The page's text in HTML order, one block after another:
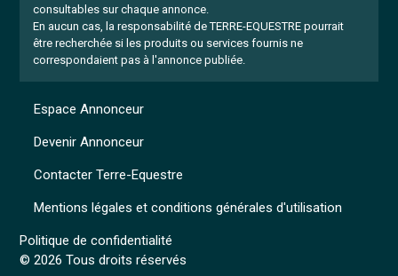
consultables sur chaque annonce.
En aucun cas, la responsabilité de TERRE-EQUESTRE pourrait
être recherchée si les produits ou services fournis ne
correspondaient pas à l'annonce publiée.
Mentions légales et conditions générales d'utilisation
Politique de confidentialité
© 2026 Tous droits réservés
Espace Annonceur
Devenir Annonceur
Contacter Terre-Equestre